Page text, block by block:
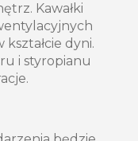
Kawałki
kształcie dyni.
i styropianu